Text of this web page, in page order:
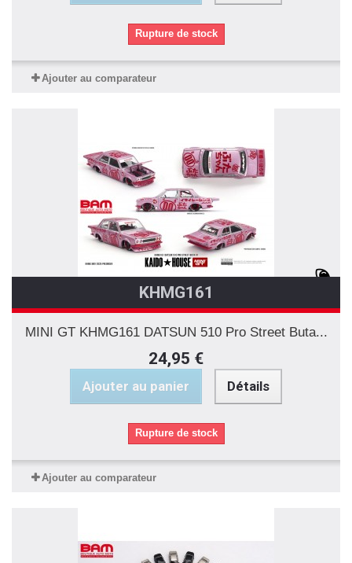
Rupture de stock
Ajouter au comparateur
KHMG161
MINI GT KHMG161 DATSUN 510 Pro Street Buta...
24,95 €
Ajouter au panier Détails
Rupture de stock
Ajouter au comparateur